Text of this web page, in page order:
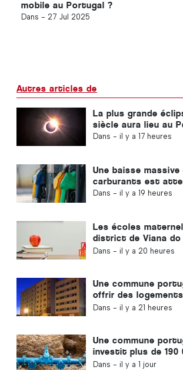
mobile au Portugal ?
Dans - 27 Jul 2025
Autres articles de
La plus grande
siècle aura lieu au
Dans - il y a 17 heures
Une baisse
carburants est
Dans - il y a 19 heures
Les écoles
district de Viana
fermeront pas au
Dans - il y a 20 heures
Une commune
offrir des
habitants
Dans - il y a 21 heures
Une commune
investit plus de 190
l'approvisionnement
Dans - il y a 1 jour